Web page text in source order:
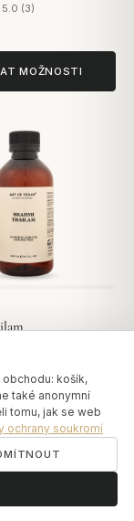
5.0 (3)
3 hodnocení
MOŽNOSTI
MOŽNOSTI
košík,
také anonymní
tomu, jak se web
ochrany soukromí